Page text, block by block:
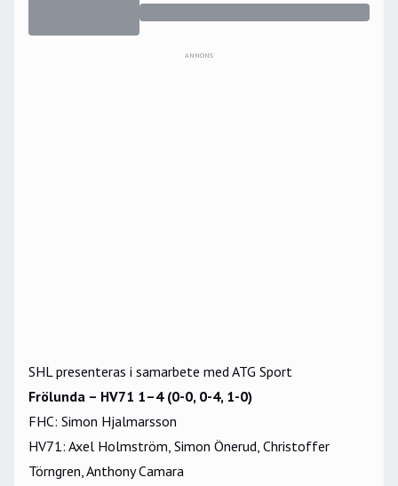
ANNONS
SHL presenteras i samarbete med ATG Sport
Frölunda – HV71 1–4 (0-0, 0-4, 1-0)
FHC: Simon Hjalmarsson
HV71: Axel Holmström, Simon Önerud, Christoffer
Törngren, Anthony Camara